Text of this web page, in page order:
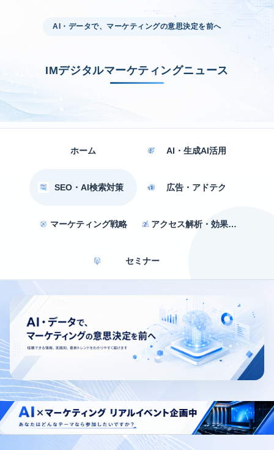
AI・データで、マーケティングの意思決定を前へ
IMデジタルマーケティングニュース
ホーム AI・生成AI活用
SEO・AI検索対策 広告・アドテク
マーケティング戦略 アクセス解析・効果測定
セミナー